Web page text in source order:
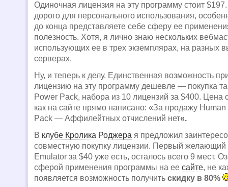
Одиночная лицензия на эту программу стоит
дорого для персонального использования,
до конца представляете себе сферу ее
полезность. Хотя, я лично знаю нескольких
использующих ее в трех экземплярах, на разных
серверах.
Ну, и теперь к делу. Единственная возможность
лицензию на эту программу дешевле — покупка
Power Pack, набора из 10 лицензий за $400. Цена
как на сайте прямо написано: «За продажу
Pack — Аффилейтных отчислений нет«.
В клубе Кролика Роджера я предложил
совместную покупку лицензии. Первый желающий
Emulator за $40 уже есть, осталось всего 9 мест.
сферой применения программы на ее сайте, не
появляется возможность получить скидку в 80%